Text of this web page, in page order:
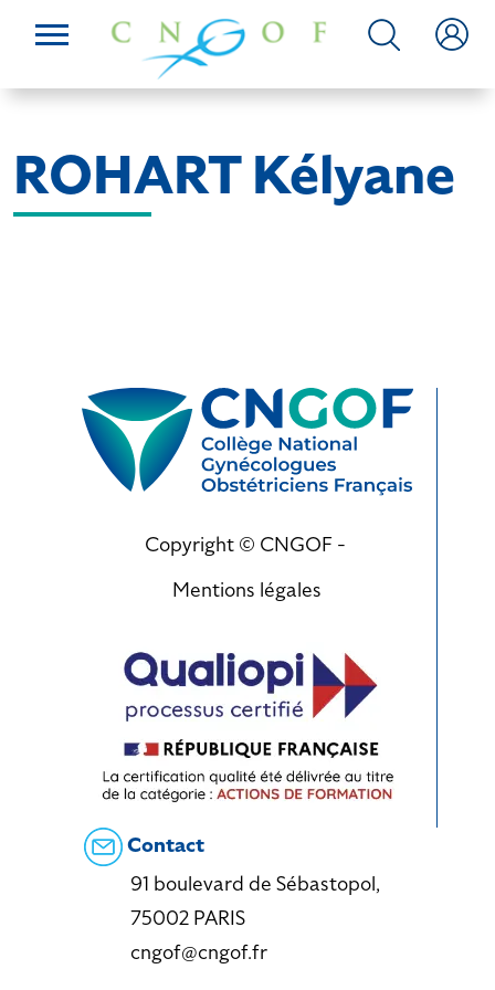
ROHART Kélyane
Copyright © CNGOF -
Mentions légales
Contact
91 boulevard de Sébastopol,
75002 PARIS
cngof@cngof.fr